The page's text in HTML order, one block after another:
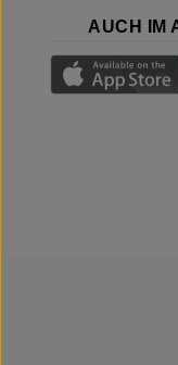
AUCH IM